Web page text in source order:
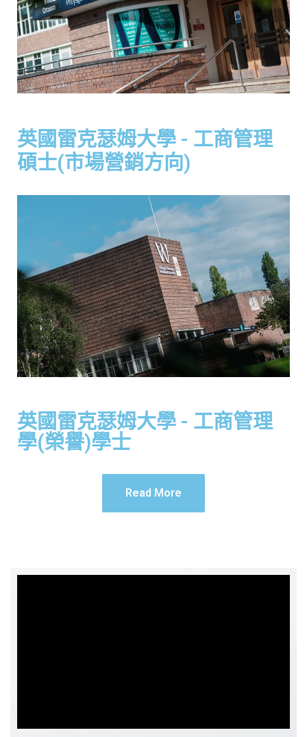
英國雷克瑟姆大學 - 工商管理
碩士(市場營銷方向)
英國雷克瑟姆大學 - 工商管理
學(榮譽)學士
Read More